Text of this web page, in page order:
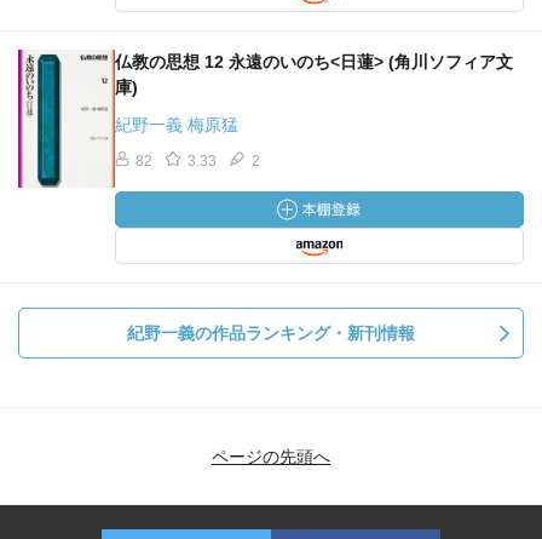
仏教の思想 12 永遠のいのち<日蓮> (角川ソフィア文
庫)
紀野一義 梅原猛
82 3.33 2
紀野一義の作品ランキング・新刊情報
ページの先頭へ